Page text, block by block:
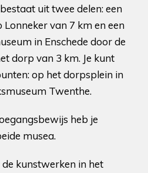
uit twee delen: een
van 7 km en een
in Enschede door de
dorp van 3 km. Je kunt
op het dorpsplein in
Twenthe.
heb je
musea.
kunstwerken in het